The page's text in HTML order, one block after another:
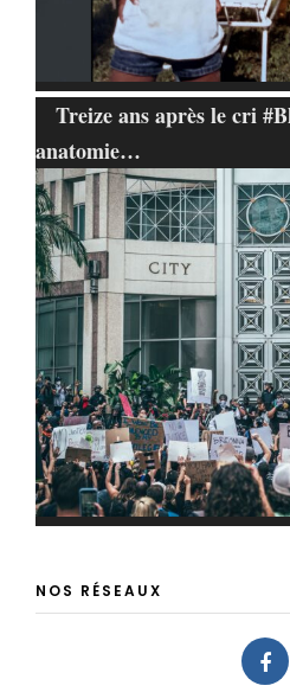
Treize ans après le cri
anatomie…
NOS RÉSEAUX